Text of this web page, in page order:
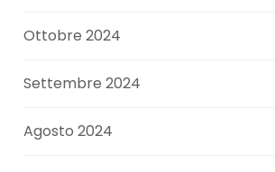
Ottobre 2024
Settembre 2024
Agosto 2024